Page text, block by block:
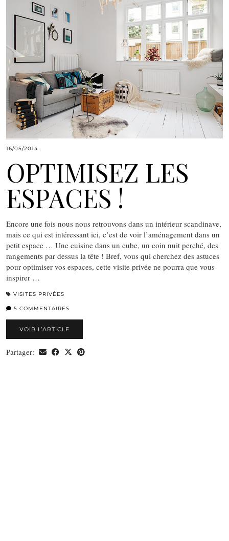
16/05/2014
OPTIMISEZ LES
ESPACES !
Encore une fois nous nous retrouvons dans un intérieur scandinave,
mais ce qui est intéressant ici, c’est de voir l’aménagement dans un
petit espace … Une cuisine dans un cube, un coin nuit perché, des
rangements par dessus la tête ! Bref, vous qui cherchez des astuces
pour optimiser vos espaces, cette visite privée ne pourra que vous
inspirer …
VISITES PRIVÉES
5 COMMENTAIRES
VOIR L’ARTICLE
Partager: